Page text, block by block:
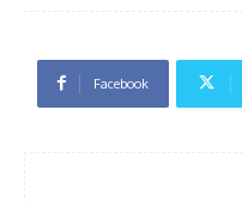
Facebook